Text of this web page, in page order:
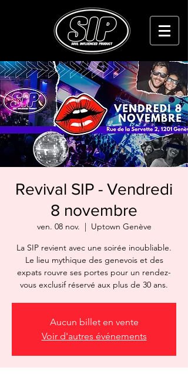
Revival SIP - Vendredi
8 novembre
ven. 08 nov.
  |
Uptown Genève
La SIP revient avec une soirée inoubliable.
Le lieu mythique des genevois et des
expats rouvre ses portes pour un rendez-
vous exclusif réservé aux plus de 30 ans.
Aucun billet en vente
Voir d'autres événements